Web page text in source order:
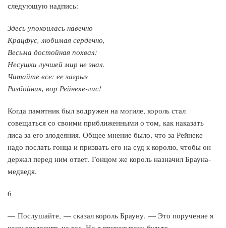
следующую надпись:
Здесь упокоилась навечно
Крацфус, любимая сердечно,
Весьма достойная похвал:
Несушки лучшей мир не знал.
Читайте все: ее загрыз
Разбойник, вор Рейнеке-лис!
Когда памятник был водружен на могиле, король стал
совещаться со своими приближенными о том, как наказать
лиса за его злодеяния. Общее мнение было, что за Рейнеке
надо послать гонца и призвать его на суд к королю, чтобы он
держал перед ним ответ. Гонцом же король назначил Брауна-
медведя.
6
— Послушайте, — сказал король Брауну. — Это поручение я